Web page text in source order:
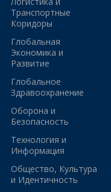
Транспортные
Коридоры
Глобальная
Экономика и
Развитие
Глобальное
Здравоохранение
Оборона и
Безопасность
Технология и
Информация
Общество, Культура
и Идентичность